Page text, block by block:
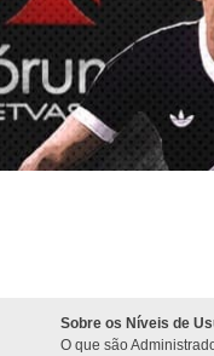
Sobre os Níveis de
O que são